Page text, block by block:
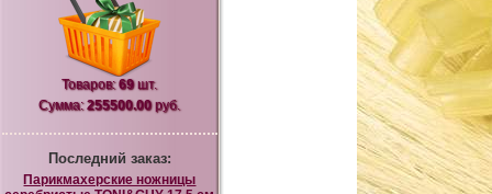
Товаров:69шт.
Сумма:255500.00руб.
Последний заказ:
Парикмахерские ножницы